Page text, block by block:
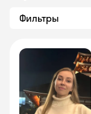
Фильтры